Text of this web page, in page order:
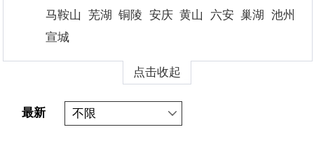
马鞍山
芜湖 铜陵 安庆 黄山 六安 巢湖 池州
宣城
点击收起
最新